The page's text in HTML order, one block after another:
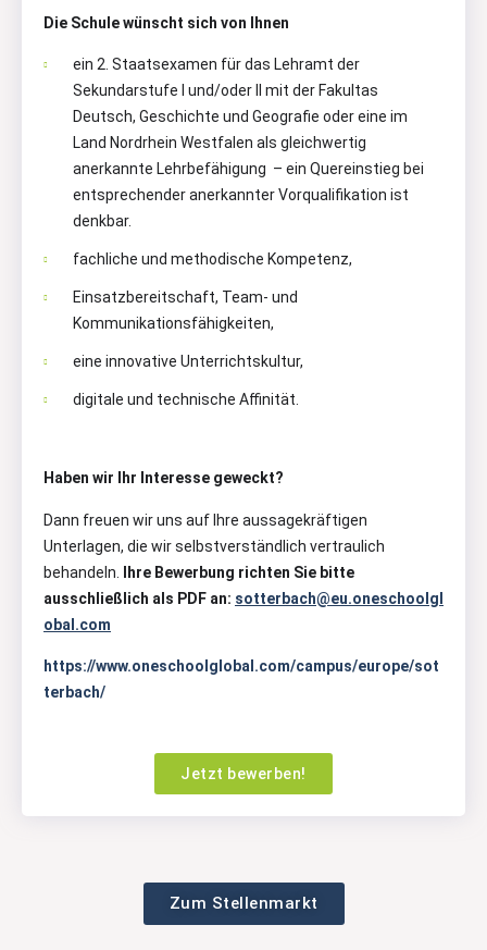
Die Schule wünscht sich von Ihnen
ein 2. Staatsexamen für das Lehramt der
Sekundarstufe I und/oder II mit der Fakultas
Deutsch, Geschichte und Geografie oder eine im
Land Nordrhein Westfalen als gleichwertig
anerkannte Lehrbefähigung – ein Quereinstieg bei
entsprechender anerkannter Vorqualifikation ist
denkbar.
fachliche und methodische Kompetenz,
Einsatzbereitschaft, Team- und
Kommunikationsfähigkeiten,
eine innovative Unterrichtskultur,
digitale und technische Affinität.
Haben wir Ihr Interesse geweckt?
Dann freuen wir uns auf Ihre aussagekräftigen
Unterlagen, die wir selbstverständlich vertraulich
behandeln. Ihre Bewerbung richten Sie bitte
ausschließlich als PDF an: sotterbach@eu.oneschoolgl
obal.com
https://www.oneschoolglobal.com/campus/europe/sot
terbach/
Jetzt bewerben!
Zum Stellenmarkt